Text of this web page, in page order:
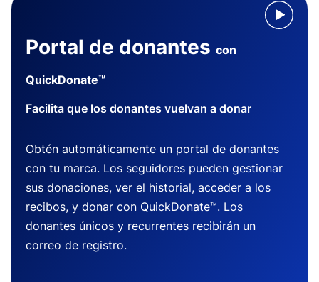
Portal de donantes con
QuickDonate™
Facilita que los donantes vuelvan a donar
Obtén automáticamente un portal de donantes
con tu marca. Los seguidores pueden gestionar
sus donaciones, ver el historial, acceder a los
recibos, y donar con QuickDonate™. Los
donantes únicos y recurrentes recibirán un
correo de registro.